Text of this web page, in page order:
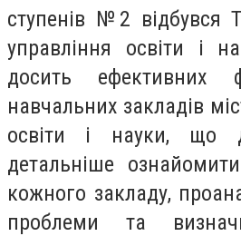
ступенів №2 відбувся
управління освіти і
досить ефективних
навчальних закладів
освіти і науки, що
детальніше
кожного закладу,
проблеми та